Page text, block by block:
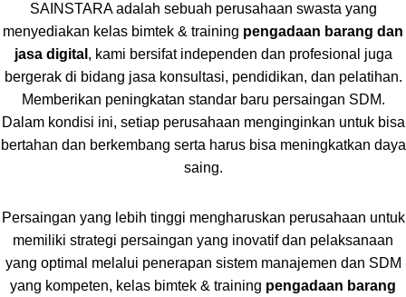
SAINSTARA adalah sebuah perusahaan swasta yang
menyediakan kelas bimtek & training pengadaan barang dan
jasa digital , kami bersifat independen dan profesional juga
bergerak di bidang jasa konsultasi, pendidikan, dan pelatihan.
Memberikan peningkatan standar baru persaingan SDM.
Dalam kondisi ini, setiap perusahaan menginginkan untuk bisa
bertahan dan berkembang serta harus bisa meningkatkan daya
saing.
Persaingan yang lebih tinggi mengharuskan perusahaan untuk
memiliki strategi persaingan yang inovatif dan pelaksanaan
yang optimal melalui penerapan sistem manajemen dan SDM
yang kompeten, kelas bimtek & training pengadaan barang